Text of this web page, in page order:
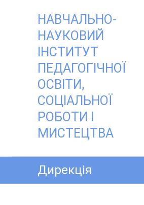
НАВЧАЛЬНО-
НАУКОВИЙ
ІНСТИТУТ
ПЕДАГОГІЧНОЇ
ОСВІТИ,
СОЦІАЛЬНОЇ
РОБОТИ І
МИСТЕЦТВА
Дирекція